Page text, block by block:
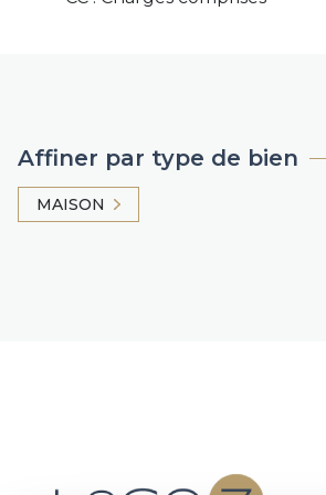
Affiner par type de bien
MAISON